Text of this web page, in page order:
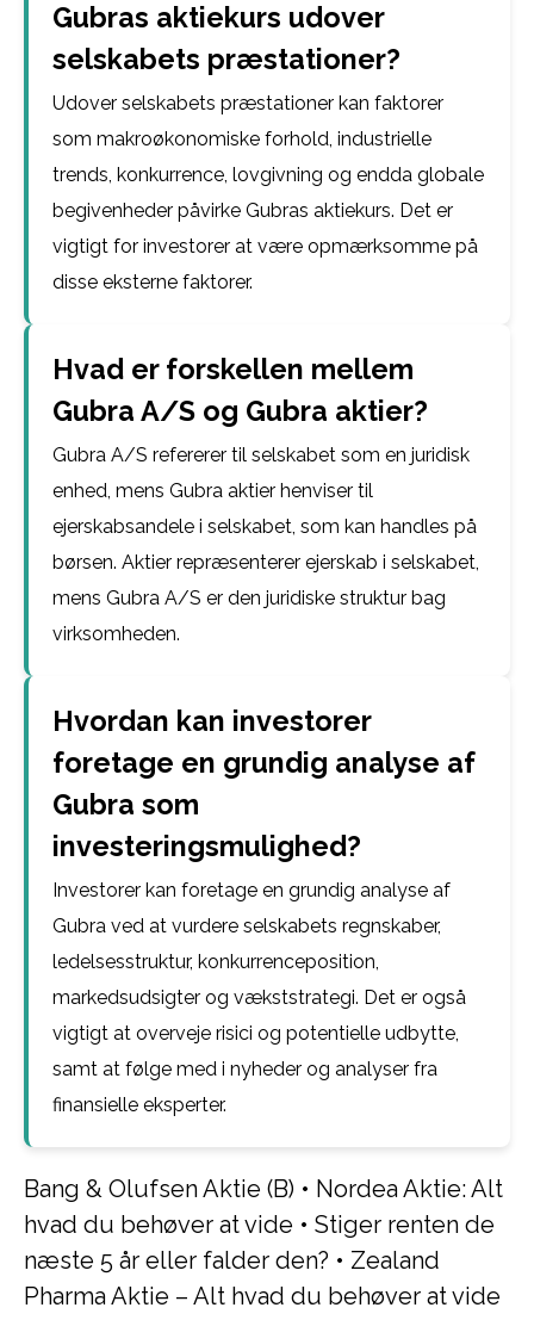
Gubras aktiekurs udover
selskabets præstationer?
Udover selskabets præstationer kan faktorer
som makroøkonomiske forhold, industrielle
trends, konkurrence, lovgivning og endda globale
begivenheder påvirke Gubras aktiekurs. Det er
vigtigt for investorer at være opmærksomme på
disse eksterne faktorer.
Hvad er forskellen mellem
Gubra A/S og Gubra aktier?
Gubra A/S refererer til selskabet som en juridisk
enhed, mens Gubra aktier henviser til
ejerskabsandele i selskabet, som kan handles på
børsen. Aktier repræsenterer ejerskab i selskabet,
mens Gubra A/S er den juridiske struktur bag
virksomheden.
Hvordan kan investorer
foretage en grundig analyse af
Gubra som
investeringsmulighed?
Investorer kan foretage en grundig analyse af
Gubra ved at vurdere selskabets regnskaber,
ledelsesstruktur, konkurrenceposition,
markedsudsigter og vækststrategi. Det er også
vigtigt at overveje risici og potentielle udbytte,
samt at følge med i nyheder og analyser fra
finansielle eksperter.
Bang & Olufsen Aktie (B) • Nordea Aktie: Alt
hvad du behøver at vide • Stiger renten de
næste 5 år eller falder den? • Zealand
Pharma Aktie – Alt hvad du behøver at vide